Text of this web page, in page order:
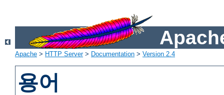
Apache > HTTP Server> Documentation > Version 2.4
용어